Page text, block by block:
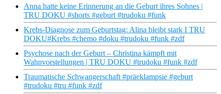
Anna hatte keine Erinnerung an die Geburt ihres Sohnes |
TRU DOKU #shorts #geburt #trudoku #funk
Krebs-Diagnose zum Geburtstag: Alina bleibt stark I TRU
DOKU#Krebs #chemo #doku #trudoku #funk #zdf
Psychose nach der Geburt – Christina kämpft mit
Wahnvorstellungen | TRU DOKU #trudoku #funk #zdf
Traumatische Schwangerschaft #präeklampsie #geburt
#trudoku #tru #funk #zdf